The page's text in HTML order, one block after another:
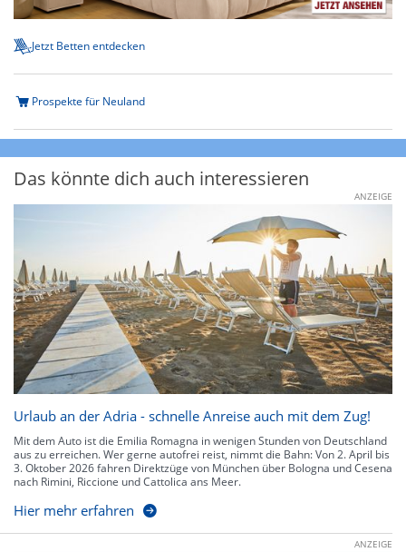
Jetzt Betten entdecken
Prospekte für Neuland
Das könnte dich auch interessieren
ANZEIGE
Urlaub an der Adria - schnelle Anreise auch mit dem Zug!
Mit dem Auto ist die Emilia Romagna in wenigen Stunden von Deutschland
aus zu erreichen. Wer gerne autofrei reist, nimmt die Bahn: Von 2. April bis
3. Oktober 2026 fahren Direktzüge von München über Bologna und Cesena
nach Rimini, Riccione und Cattolica ans Meer.
Hier mehr erfahren
ANZEIGE